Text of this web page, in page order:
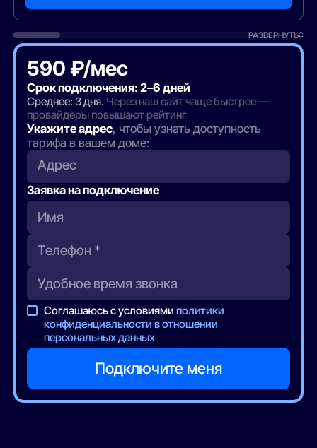
РАЗВЕРНУТЬ
590 ₽/мес
Срок подключения: 2–6 дней
Среднее: 3 дня. Через наш сайт чаще быстрее —
провайдеры повышают рейтинг
Укажите адрес, чтобы узнать доступность
тарифа в вашем доме:
Адрес
Заявка на подключение
Соглашаюсь с условиямиполитики
конфиденциальности в отношении
персональных данных